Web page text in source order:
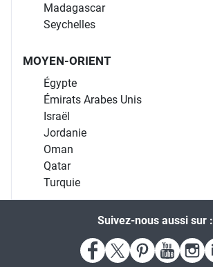
Madagascar
Seychelles
MOYEN-ORIENT
Égypte
Émirats Arabes Unis
Israël
Jordanie
Oman
Qatar
Turquie
Suivez-nous aussi sur :